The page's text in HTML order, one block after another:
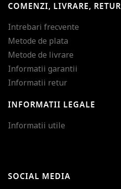
COMENZI, LIVRARE, RETUR
Intrebari frecvente
Metode de plata
Metode de livrare
Informatii garantii
Informatii retur
INFORMATII LEGALE
Informatii utile
SOCIAL MEDIA